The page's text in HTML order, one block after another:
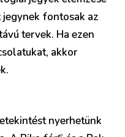
fontosak az
tervek. Ha ezen
akkor
nyerhetünk